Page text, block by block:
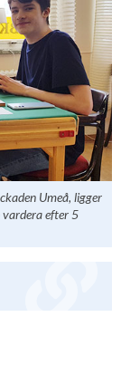
Umeå, ligger
efter 5